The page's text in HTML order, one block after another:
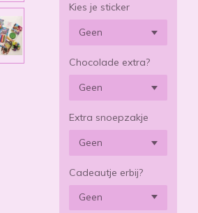
Kies je sticker
Chocolade extra?
Extra snoepzakje
Cadeautje erbij?